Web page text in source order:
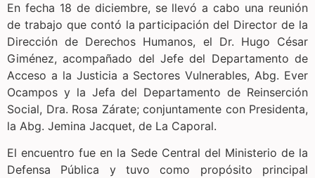
En fecha 18 de diciembre, se llevó a cabo una reunión
de trabajo que contó la participación del Director de la
Dirección de Derechos Humanos, el Dr. Hugo César
Giménez, acompañado del Jefe del Departamento de
Acceso a la Justicia a Sectores Vulnerables, Abg. Ever
Ocampos y la Jefa del Departamento de Reinserción
Social, Dra. Rosa Zárate; conjuntamente con Presidenta,
la Abg. Jemina Jacquet, de La Caporal.
El encuentro fue en la Sede Central del Ministerio de la
Defensa Pública y tuvo como propósito principal